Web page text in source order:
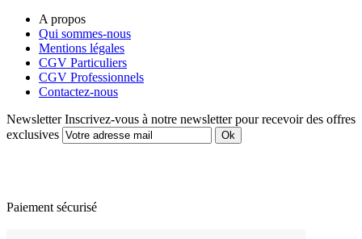
A propos
Qui sommes-nous
Mentions légales
CGV Particuliers
CGV Professionnels
Contactez-nous
Newsletter Inscrivez-vous à notre newsletter pour recevoir des offres
exclusives
Paiement sécurisé